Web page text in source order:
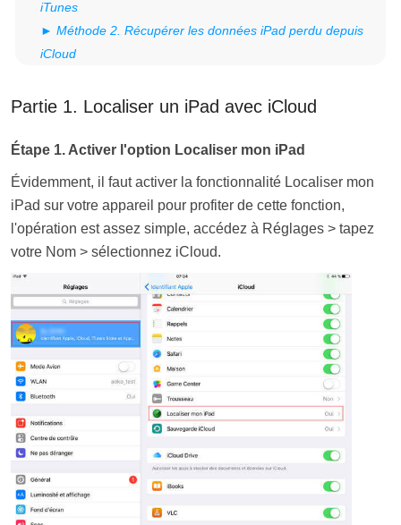
iTunes
► Méthode 2. Récupérer les données iPad perdu depuis
iCloud
Partie 1. Localiser un iPad avec iCloud
Étape 1. Activer l'option Localiser mon iPad
Évidemment, il faut activer la fonctionnalité Localiser mon
iPad sur votre appareil pour profiter de cette fonction,
l'opération est assez simple, accédez à Réglages > tapez
votre Nom > sélectionnez iCloud.